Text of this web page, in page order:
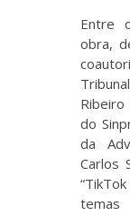
Entre
obra,
do
da
Carlos
temas